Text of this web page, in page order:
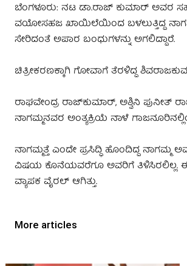
ಬೆಂಗಳೂರು: ನಟ ಡಾ.ರಾಜ್ ಕುಮಾರ್ ಅವರ
ವಯೋಸಹಜ ಖಾಯಿಲೆಯಿಂದ ಬಳಲುತ್ತಿದ್ದ
ಸೇರಿದಂತೆ ಅಪಾರ ಬಂಧುಗಳನ್ನು ಅಗಲಿದ್ದಾರೆ.
ಚಿತ್ರೀಕರಣಕ್ಕಾಗಿ ಗೋವಾಗೆ ತೆರಳಿದ್ದ
ರಾಘವೇಂದ್ರ ರಾಜ್​ಕುಮಾರ್, ಅಶ್ವಿನಿ ಪುನೀತ್
ನಾಗಮ್ಮನವರ ಅಂತ್ಯಕ್ರಿಯೆ ನಾಳೆ
ನಾಗಮ್ಮತ್ತೆ ಎಂದೇ ಪ್ರಸಿದ್ಧಿ ಹೊಂದಿದ್ದ
ವಿಷಯ ಕೊನೆಯವರೆಗೂ ಅವರಿಗೆ ತಿಳಿಸಿರಲಿಲ್ಲ. ಈ
ವ್ಯಾಪಕ ವೈರಲ್ ಆಗಿತ್ತು.
More articles